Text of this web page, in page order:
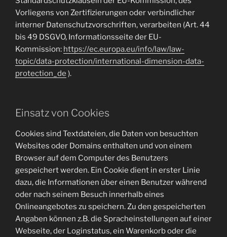
Vorliegens von Zertifizierungen oder verbindlicher
interner Datenschutzvorschriften, verarbeiten (Art. 44
bis 49 DSGVO, Informationsseite der EU-
Kommission: https://ec.europa.eu/info/law/law-
topic/data-protection/international-dimension-data-
protection_de ).
Einsatz von Cookies
Cookies sind Textdateien, die Daten von besuchten
Websites oder Domains enthalten und von einem
Browser auf dem Computer des Benutzers
gespeichert werden. Ein Cookie dient in erster Linie
dazu, die Informationen über einen Benutzer während
oder nach seinem Besuch innerhalb eines
Onlineangebotes zu speichern. Zu den gespeicherten
Angaben können z.B. die Spracheinstellungen auf einer
Webseite, der Loginstatus, ein Warenkorb oder die